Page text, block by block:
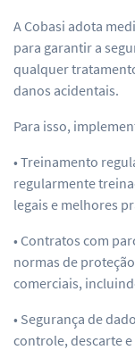
A Cobasi adota
para garantir a
qualquer
danos acidentais.
Para isso,
• Treinamento
regularmente
legais e melhores
• Contratos com
normas de
comerciais,
• Segurança de
controle, descarte